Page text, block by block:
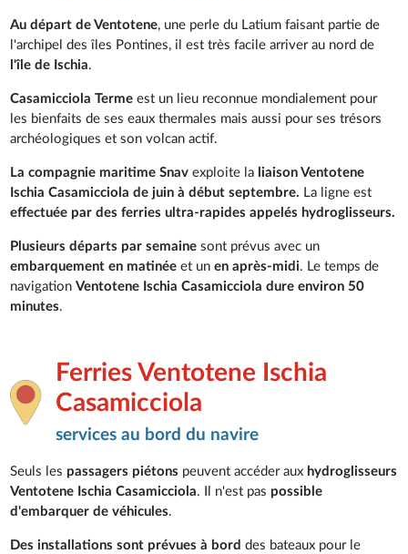
Au départ de Ventotene, une perle du Latium faisant partie de
l'archipel des îles Pontines, il est très facile arriver au nord de
l'île de Ischia.
Casamicciola Termeest un lieu reconnue mondialement pour
les bienfaits de ses eaux thermales mais aussi pour ses trésors
archéologiques et son volcan actif.
La compagnie maritime Snavexploite la liaison Ventotene
Ischia Casamicciola de juin à début septembre. La ligne est
effectuée par des ferries ultra-rapides appelés hydroglisseurs.
Plusieurs départs par semainesont prévus avec un
embarquement en matinée et unen après-midi. Le temps de
navigationVentotene Ischia Casamicciola dure environ 50
minutes.
Ferries Ventotene Ischia
Casamicciola
services au bord du navire
Seuls les passagers piétons peuvent accéder aux hydroglisseurs
Ventotene Ischia Casamicciola. Il n'est pas possible
d'embarquer de véhicules.
Des installations sont prévues à borddes bateaux pour le